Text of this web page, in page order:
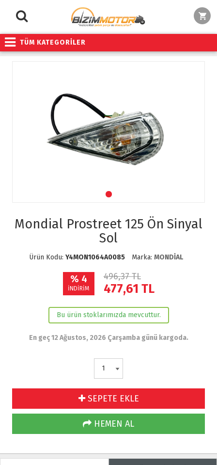
TÜM KATEGORİLER
Mondial Prostreet 125 Ön Sinyal
Sol
Ürün Kodu: Y4MON1064A0085 Marka: MONDİAL
% 4
İNDİRİM
496,37 TL
477,61 TL
Bu ürün stoklarımızda mevcuttur.
En geç 12 Ağustos, 2026 Çarşamba günü kargoda.
SEPETE EKLE
HEMEN AL